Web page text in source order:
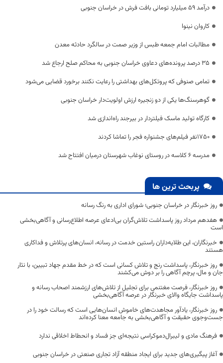
درآمد ۵۹ میلیارد تومانی بافت فرش در خراسان جنوبی
کاروان نینوا
مطالبات امام جمعه طبس از وزیر صمت در سالگرد حادثه معدن
۳۵ درصد پرونده‌های دعاوی خراسان‌ جنوبی به محاکم صلح ارجاع شد
تمامی صنوفی که پروتکل‌های بهداشتی را رعایت نکنند برخورد قضایی می‌شود
گوهرسنگ‌ها یکی از دو زنجیره ارزش اولویت‌دار خراسان جنوبی
کارگاه تولید ماسک فیلتردار در بیرجند راه‌اندازی شد
۱۷۵۰نفر فیلم‌های جشنواره فجر را تماشا کردند
مدرسه ۶ کلاسه در روستای نوغاب شهرستان درمیان افتتاح شد
پربحث ترین ها
روز خبرنگار در خراسان جنوبی؛ شورای اداری به رنگ رسانه
هفدهم مرداد روز پاسداشت تلاش‌گران بی‌ادعای عرصه اطلاع‌رسانی و آگاهی‌بخشی
است
خبرنگاران، این طلایه‌داران راستین خدمت در رسانه، انسان‌های پرتلاش و فداکاری
هستند
روز خبرنگار، پاسداشت رنج و تلاش کسانی است که در خط مقدم جهاد تبیین، با نثار
جان و مال، پرچم آگاهی را بر دوش می‌کشند
روز خبرنگار، فرصت مغتنمی برای تجلیل از تلاش‌های ارزشمند اصحاب رسانه و
پاسداشت جایگاه والای خبرنگار در عرصه آگاهی‌بخشی
روز خبرنگار، یادآور مجاهدت‌های خاموش انسان‌هایی است که رسالت خود را در
جست‌وجوی حقیقت و آگاهی‌بخشی به جامعه معنا کرده‌اند
فرهنگ مادی و لیبرال‌دموکراسی نتیجه‌ای جز فساد و انحطاط اخلاقی ندارد
آغاز پیگیری‌های جدید برای ایجاد منطقه آزاد تجاری صنعتی در خراسان جنوبی